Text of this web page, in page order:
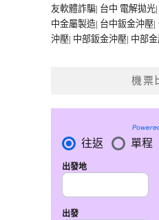
友軟體詐騙| 台中 電解拋光|
中金屬製造| 台中鈑金沖壓|
沖壓| 中部鈑金沖壓| 中部
機票